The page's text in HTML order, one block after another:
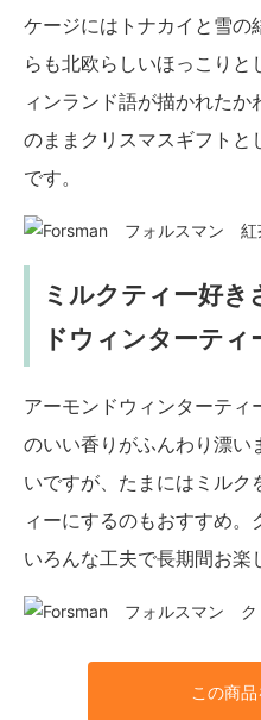
ケージにはトナカイと雪の
らも北欧らしいほっこりと
ィンランド語が描かれたか
のままクリスマスギフトと
です。
ミルクティー好
ドウィンターティ
アーモンドウィンターティ
のいい香りがふんわり漂い
いですが、たまにはミルク
ィーにするのもおすすめ。
いろんな工夫で長期間お楽
この商